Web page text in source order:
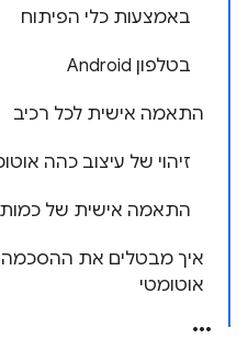
באמצעות כלי הפיתוח
בטלפון Android
התאמה אישית לכל רכיב
זיהוי של עיצוב כהה
התאמה אישית של כמות
איך מבטלים את ההסכמה
אוטומטי